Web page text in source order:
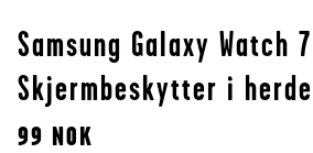
Samsung Galaxy Watch
Skjermbeskytter i
99 NOK